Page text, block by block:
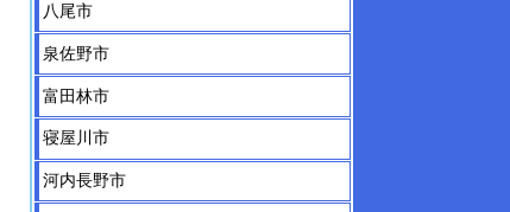
八尾市
泉佐野市
富田林市
寝屋川市
河内長野市